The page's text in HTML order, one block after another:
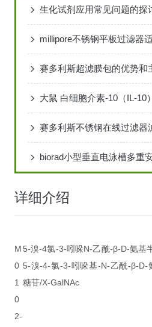
生化试剂应用常见问题的探
millipore不锈钢平板过滤器
赛多利斯超滤膜包的优势和
赛多利斯不锈钢在线过滤器
biorad小型垂直电泳槽多重
详细介绍
M
0
1
0
2-
5-溴-4氯-3-吲哚N-乙酰-β-D-氨基
5-溴-4-氯-3-吲哚基-N-乙酰-β-D-
糖苷/X-GalNAc